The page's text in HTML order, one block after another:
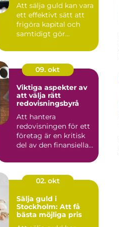
Att sälja guld kan vara
ett effektivt sätt att
frigöra kapital och
samtidigt gör...
09. okt
Viktiga aspekter av
att välja rätt
redovisningsbyrå
Att hantera
redovisningen för ett
företag är en kritisk
del av den finansiella
02. okt
Sälja guld i
Stockholm: Att få
bästa möjliga pris